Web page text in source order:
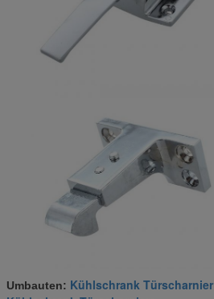
Umbauten: Kühlschrank Türscharnier